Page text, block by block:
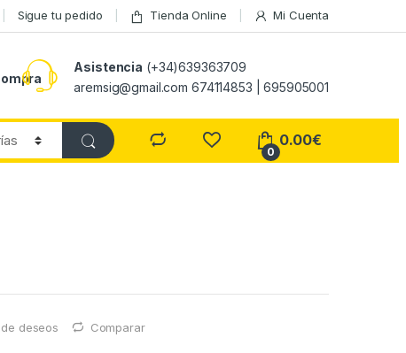
Sigue tu pedido Tienda Online Mi Cuenta
Asistencia (+34)639363709
aremsig@gmail.com 674114853 | 695905001
0
0.00€
deseos Comparar